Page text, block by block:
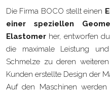
Die Firma BOCO stellt einen
einer speziellen
Elastomer her, entworfen
die maximale Leistung
Schmelze zu deren
Kunden erstellte Design der
Auf den Maschinen